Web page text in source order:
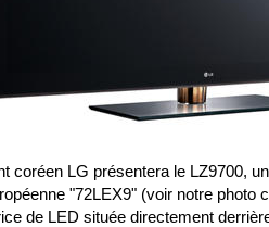
coréen LG présentera le LZ9700,
"72LEX9" (voir notre
de LED située directement